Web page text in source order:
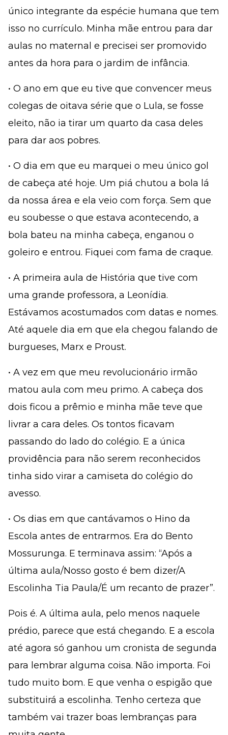
único integrante da espécie humana que tem
isso no currículo. Minha mãe entrou para dar
aulas no maternal e precisei ser promovido
antes da hora para o jardim de infância.
• O ano em que eu tive que convencer meus
colegas de oitava série que o Lula, se fosse
eleito, não ia tirar um quarto da casa deles
para dar aos pobres.
• O dia em que eu marquei o meu único gol
de cabeça até hoje. Um piá chutou a bola lá
da nossa área e ela veio com força. Sem que
eu soubesse o que estava acontecendo, a
bola bateu na minha cabeça, enganou o
goleiro e entrou. Fiquei com fama de craque.
• A primeira aula de História que tive com
uma grande professora, a Leonídia.
Estávamos acostumados com datas e nomes.
Até aquele dia em que ela chegou falando de
burgueses, Marx e Proust.
• A vez em que meu revolucionário irmão
matou aula com meu primo. A cabeça dos
dois ficou a prêmio e minha mãe teve que
livrar a cara deles. Os tontos ficavam
passando do lado do colégio. E a única
providência para não serem reconhecidos
tinha sido virar a camiseta do colégio do
avesso.
• Os dias em que cantávamos o Hino da
Escola antes de entrarmos. Era do Bento
Mossurunga. E terminava assim: “Após a
última aula/Nosso gosto é bem dizer/A
Escolinha Tia Paula/É um recanto de prazer”.
Pois é. A última aula, pelo menos naquele
prédio, parece que está chegando. E a escola
até agora só ganhou um cronista de segunda
para lembrar alguma coisa. Não importa. Foi
tudo muito bom. E que venha o espigão que
substituirá a escolinha. Tenho certeza que
também vai trazer boas lembranças para